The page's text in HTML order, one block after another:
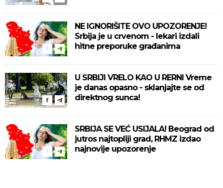
NE IGNORIŠITE OVO UPOZORENJE!
Srbija je u crvenom - lekari izdali
hitne preporuke građanima
U SRBIJI VRELO KAO U RERNI Vreme
je danas opasno - sklanjajte se od
direktnog sunca!
SRBIJA SE VEĆ USIJALA! Beograd od
jutros najtopliji grad, RHMZ izdao
najnovije upozorenje